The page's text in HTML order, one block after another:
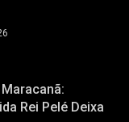
Rei Pelé Deixa